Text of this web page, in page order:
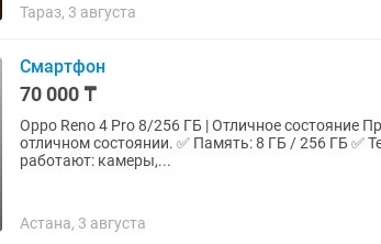
Тараз, 3 августа
Смартфон
70 000 ₸
Oppo Reno 4 Pro 8/256 ГБ | Отличное состояние
отличном состоянии. ✅ Память: 8 ГБ / 256 ГБ ✅ Телефон полностью исправен ✅ Все функции
работают: камеры,...
Астана, 3 августа